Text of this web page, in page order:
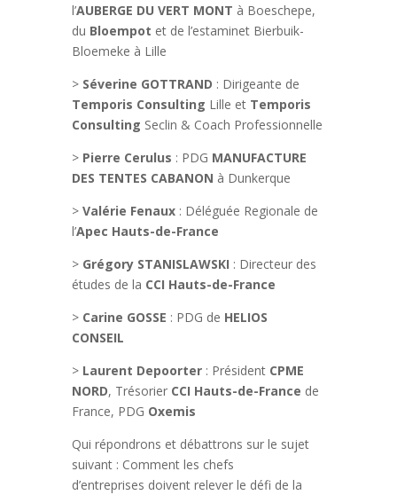
l’AUBERGE DU VERT MONT à Boeschepe,
du Bloempot et de l’estaminet Bierbuik-
Bloemeke à Lille
> Séverine GOTTRAND : Dirigeante de
Temporis Consulting Lille et Temporis
Consulting Seclin & Coach Professionnelle
> Pierre Cerulus : PDG MANUFACTURE
DES TENTES CABANON à Dunkerque
> Valérie Fenaux: Déléguée Regionale de
l’Apec Hauts-de-France
> Grégory STANISLAWSKI : Directeur des
études de la CCI Hauts-de-France
> Carine GOSSE : PDG de HELIOS
CONSEIL
> Laurent Depoorter: Président CPME
NORD, Trésorier CCI Hauts-de-France de
France, PDG Oxemis
Qui répondrons et débattrons sur le sujet
suivant : Comment les chefs
d’entreprises doivent relever le défi de la